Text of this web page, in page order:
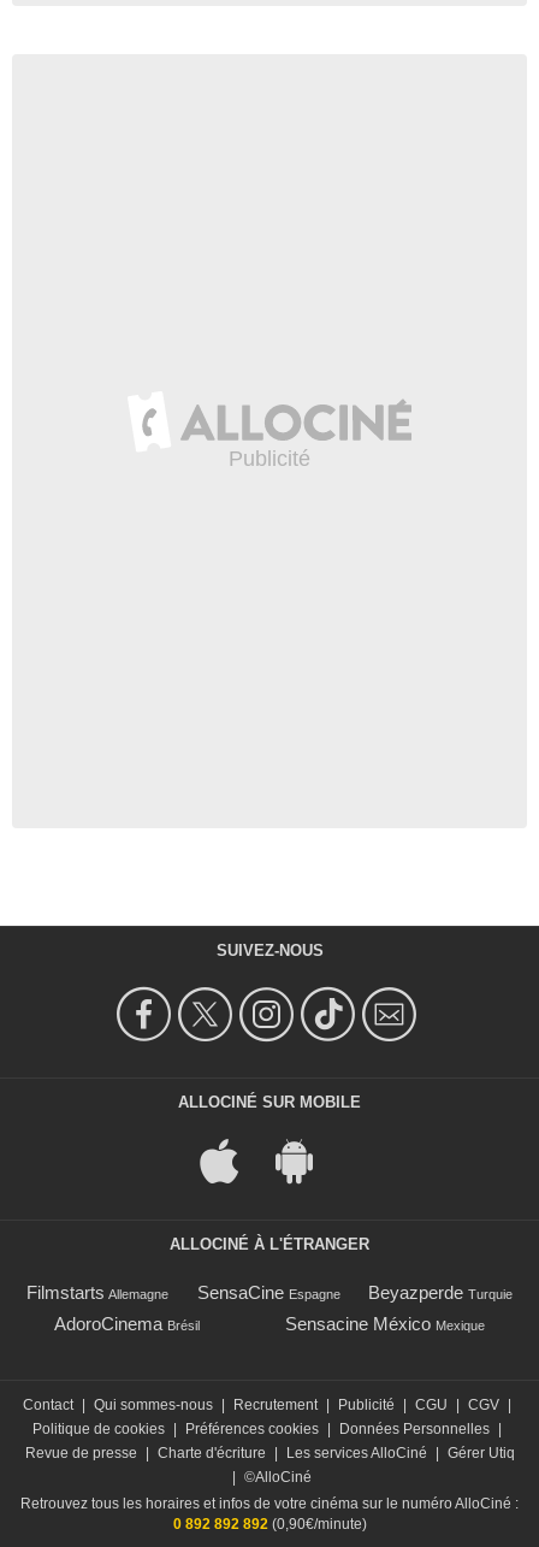
SUIVEZ-NOUS
ALLOCINÉ SUR MOBILE
ALLOCINÉ À L'ÉTRANGER
Filmstarts Allemagne SensaCine Espagne Beyazperde Turquie
AdoroCinema Brésil Sensacine México Mexique
Contact Qui sommes-nous Recrutement Publicité CGU CGV
Politique de cookies
Préférences cookies Données Personnelles
Revue de presse
Charte d'écriture Les services AlloCiné
Gérer Utiq
©AlloCiné
Retrouvez tous les horaires et infos de votre cinéma sur le numéro AlloCiné :
0 892 892 892(0,90€/minute)